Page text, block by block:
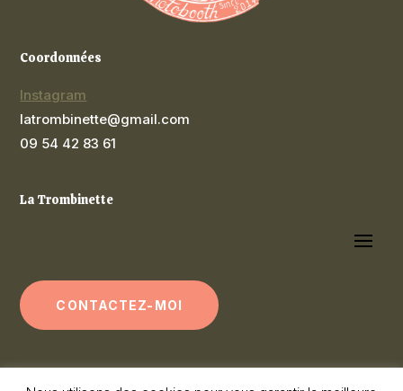
Coordonnées
Instagram
latrombinette@gmail.com
09 54 42 83 61
La Trombinette
CONTACTEZ-MOI